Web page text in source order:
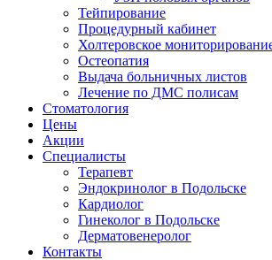
Тейпирование
Процедурный кабинет
Холтеровское
Остеопатия
Выдача больничных листов
Лечение по ДМС полисам
Стоматология
Цены
Акции
Специалисты
Терапевт
Эндокринолог в Подольске
Кардиолог
Гинеколог в Подольске
Дерматовенеролог
Контакты